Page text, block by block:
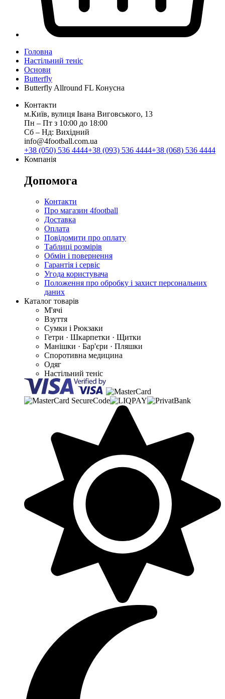
Головна
Настільний теніс
Основи
Butterfly
Butterfly Allround FL Конусна
Контакти
м.Київ, вулиця Івана Виговського, 13
Пн ‒ Пт з 10:00 до 18:00
Сб ‒ Нд: Вихідний
info@4football.com.ua
+38 (050) 536 4444+38 (093) 536 4444+38 (068) 536 4444
Компанія
Допомога
Контакти
Про магазин 4football
Доставка
Оплата
Повідомити про оплату
Таблиці розмірів
Обмін і повернення
Гарантія і сервіс
Угода користувача
Положення про обробку і захист персональних
даних
Каталог товарів
М'ячі
Взуття
Сумки і Рюкзаки
Гетри · Шкарпетки · Щитки
Манішки · Бар'єри · Пляшки
Споротивна медицина
Одяг
Настільний теніс